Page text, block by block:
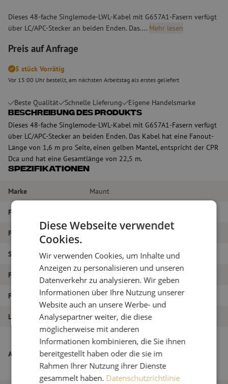
Dieses 48-fache Singlemode-LWL-Kabel mit G657A1-Fasern verfügt
über LC/APC-Stecker an beiden Enden. Das.... Mehr lesen
Preis auf Anfrage
5 stück Vorrätig
Vor 15:00 Uhr bestellt, am nächsten Arbeitstag als erstes geliefert
Beste Qualität Schnelle Lieferung Eigene Handelsmarke
Beschreibung des Produkts
Dieses 48-fache Singlemode-LWL-Kabel mit G657A1-Fasern verfügt
über LC/APC-Stecker an beiden Enden. Das Kabel hat eine Fanout-
Länge von 1,6 m pro Seite, einen gelben Mantel, entspricht der CPR
Dca und hat eine Gesamtlänge von 22,5 m.
Spezifikationen
Marke Maunt
Fasertyp
Farbe Gelb
Steckertyp LC/APC – LC/APC
Faser-Typ G.657A1
Faseranzahl 48
Länge 22.5m
Artikelname
Breakout-Kabel, 48-polig, SM, G657A1,
LC/APC (Fanout-Länge 1,6m)-LC/APC
(Fanout-Länge 1,6m), CPR Dca, gelb,
22,5m
Diese Webseite verwendet
Cookies.
Wir verwenden Cookies, um Inhalte und
Anzeigen zu personalisieren und unseren
Datenverkehr zu analysieren. Wir geben
Informationen über Ihre Nutzung unserer
Website auch an unsere Werbe- und
Analysepartner weiter, die diese
möglicherweise mit anderen
Informationen kombinieren, die Sie ihnen
bereitgestellt haben oder die sie im
Rahmen Ihrer Nutzung ihrer Dienste
gesammelt haben. Datenschutzrichtlinie